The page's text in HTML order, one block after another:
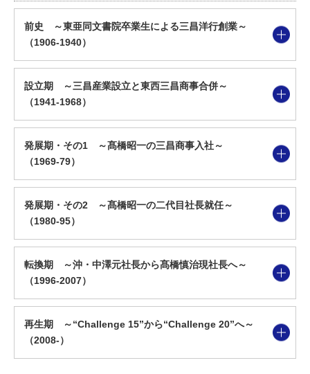
前史 ～東亜同文書院卒業生による三昌洋行創業～
（1906-1940）
設立期 ～三昌産業設立と東西三昌商事合併～
（1941-1968）
発展期・その1 ～髙橋昭一の三昌商事入社～
（1969-79）
発展期・その2 ～髙橋昭一の二代目社長就任～
（1980-95）
転換期 ～沖・中澤元社長から髙橋慎治現社長へ～
（1996-2007）
再生期 ～“Challenge 15”から“Challenge 20”へ～
（2008-）